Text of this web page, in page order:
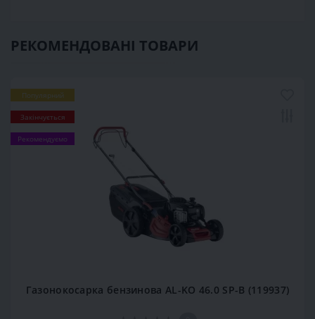
РЕКОМЕНДОВАНІ ТОВАРИ
Популярний
Закінчується
Рекомендуємо
Газонокосарка бензинова AL-KO 46.0 SP-В (119937)